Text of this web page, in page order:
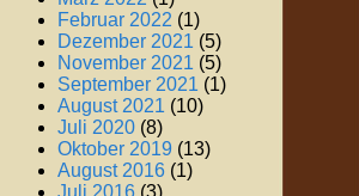
Februar 2022 (1)
Dezember 2021 (5)
November 2021 (5)
September 2021 (1)
August 2021 (10)
Juli 2020 (8)
Oktober 2019 (13)
August 2016 (1)